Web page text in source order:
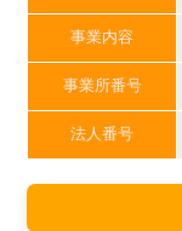
事業内容
事業所番号
法人番号